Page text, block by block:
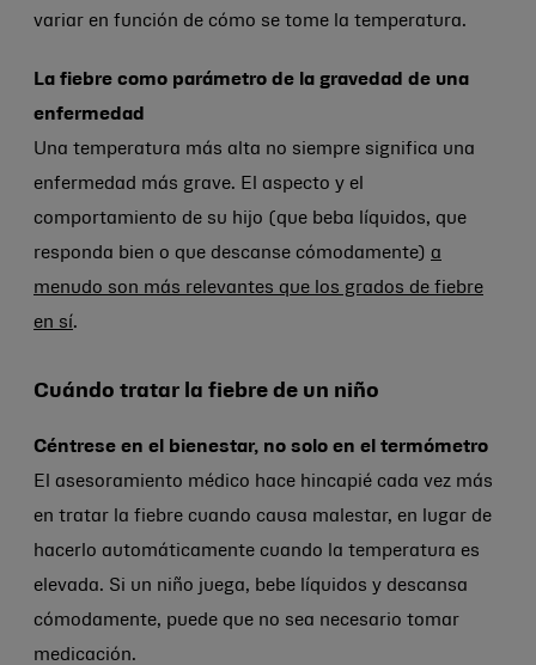
variar en función de cómo se tome la temperatura.
La fiebre como parámetro de la gravedad de una
enfermedad
Una temperatura más alta no siempre significa una
enfermedad más grave. El aspecto y el
comportamiento de su hijo (que beba líquidos, que
responda bien o que descanse cómodamente) a
menudo son más relevantes que los grados de fiebre
en sí.
Cuándo tratar la fiebre de un niño
Céntrese en el bienestar, no solo en el termómetro
El asesoramiento médico hace hincapié cada vez más
en tratar la fiebre cuando causa malestar, en lugar de
hacerlo automáticamente cuando la temperatura es
elevada. Si un niño juega, bebe líquidos y descansa
cómodamente, puede que no sea necesario tomar
medicación.